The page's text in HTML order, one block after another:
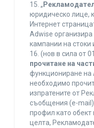
15. „
юридическо лице,
Интернет
Adwise
кампании на стоки
16. (нов в сила от
прочитане на
функциониране на
необходимо
изпратените от
съобщения (e-
профил като
целта,